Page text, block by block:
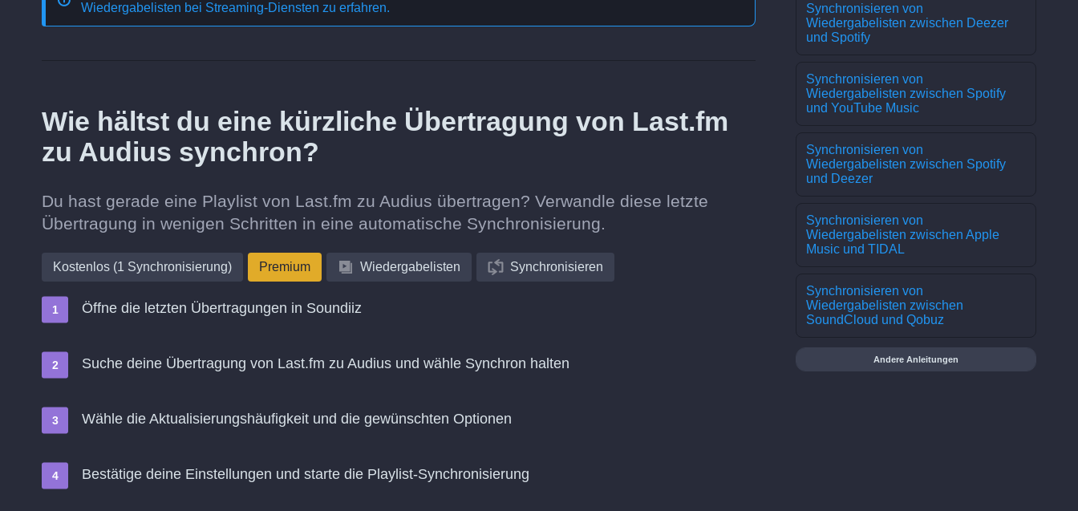
Wiedergabelisten bei Streaming-Diensten zu erfahren.
Wie hältst du eine kürzliche Übertragung von Last.fm
zu Audius synchron?
Du hast gerade eine Playlist von Last.fm zu Audius übertragen? Verwandle diese letzte
Übertragung in wenigen Schritten in eine automatische Synchronisierung.
Kostenlos (1 Synchronisierung) Premium Wiedergabelisten Synchronisieren
Öffne die letzten Übertragungen in Soundiiz
Suche deine Übertragung von Last.fm zu Audius und wähle Synchron halten
Wähle die Aktualisierungshäufigkeit und die gewünschten Optionen
Bestätige deine Einstellungen und starte die Playlist-Synchronisierung
Synchronisieren von
Wiedergabelisten zwischen Deezer
und Spotify
Synchronisieren von
Wiedergabelisten zwischen Spotify
und YouTube Music
Synchronisieren von
Wiedergabelisten zwischen Spotify
und Deezer
Synchronisieren von
Wiedergabelisten zwischen Apple
Music und TIDAL
Synchronisieren von
Wiedergabelisten zwischen
SoundCloud und Qobuz
Andere Anleitungen